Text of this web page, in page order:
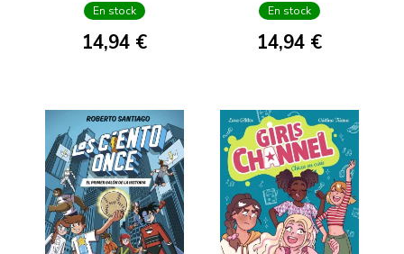
En stock
14,94 €
En stock
14,94 €